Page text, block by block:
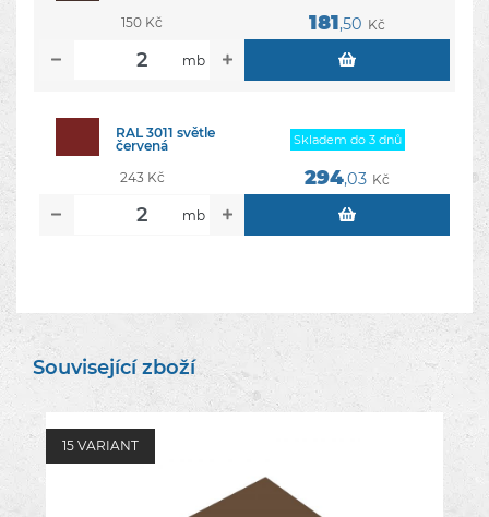
150 Kč 181,50 Kč
mb
RAL 3011 světle
červená
Skladem do 3 dnů
243 Kč 294,03 Kč
mb
Související zboží
15 VARIANT